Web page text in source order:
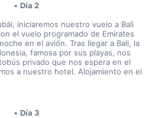
Día 2
iniciaremos nuestro vuelo a Bali
el vuelo programado de Emirates
en el avión. Tras llegar a Bali, la
famosa por sus playas, nos
privado que nos espera en el
a nuestro hotel. Alojamiento en el
Día 3